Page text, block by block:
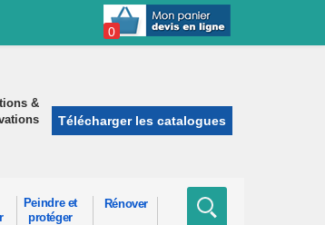
0
&
Télécharger les catalogues
Peindre et
protéger
Rénover